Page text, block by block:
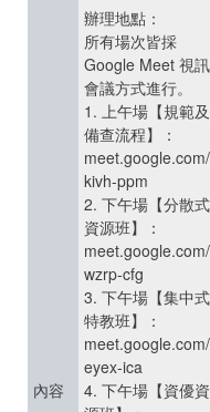
內容
辦理地點：
所有場次皆採
Google Meet 視訊
會議方式進行。
1. 上午場【規範及
備查流程】：
kivh-ppm
2. 下午場【分散式
資源班】：
wzrp-cfg
3. 下午場【集中式
特教班】：
eyex-ica
4. 下午場【資優資